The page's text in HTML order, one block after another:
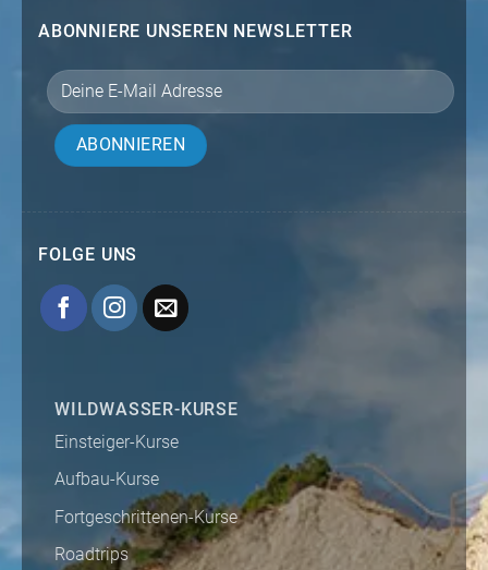
ABONNIERE UNSEREN NEWSLETTER
FOLGE UNS
WILDWASSER-KURSE
Einsteiger-Kurse
Aufbau-Kurse
Fortgeschrittenen-Kurse
Roadtrips